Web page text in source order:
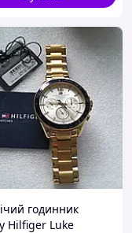
годинник
Hilfiger Luke